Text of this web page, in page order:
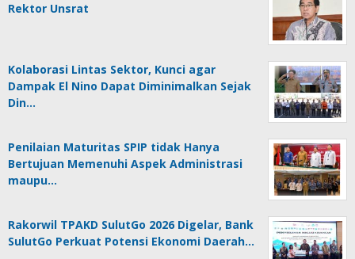
Rektor Unsrat
Kolaborasi Lintas Sektor, Kunci agar
Dampak El Nino Dapat Diminimalkan Sejak
Din…
Penilaian Maturitas SPIP tidak Hanya
Bertujuan Memenuhi Aspek Administrasi
maupu…
Rakorwil TPAKD SulutGo 2026 Digelar, Bank
SulutGo Perkuat Potensi Ekonomi Daerah…